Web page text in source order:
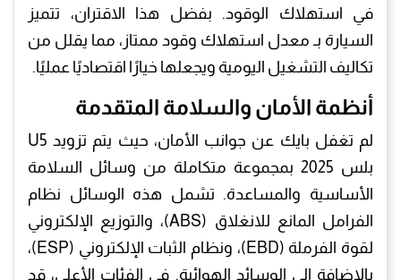
في استهلاك الوقود. بفضل هذا الاقتران، تتميز
السيارة بـ معدل استهلاك وقود ممتاز، مما يقلل من
تكاليف التشغيل اليومية ويجعلها خيارًا اقتصاديًا عمليًا.
​أنظمة الأمان والسلامة المتقدمة
​لم تغفل بايك عن جوانب الأمان، حيث يتم تزويد U5
بلس 2025 بمجموعة متكاملة من وسائل السلامة
الأساسية والمساعدة. تشمل هذه الوسائل نظام
الفرامل المانع للانغلاق (ABS)، والتوزيع الإلكتروني
لقوة الفرملة (EBD)، ونظام الثبات الإلكتروني (ESP)،
بالإضافة إلى الوسائد الهوائية. في الفئات الأعلى، قد